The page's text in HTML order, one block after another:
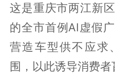
这是重庆市两江新
的全市首例AI虚假
营造车型供不应求
围，以此诱导消费者